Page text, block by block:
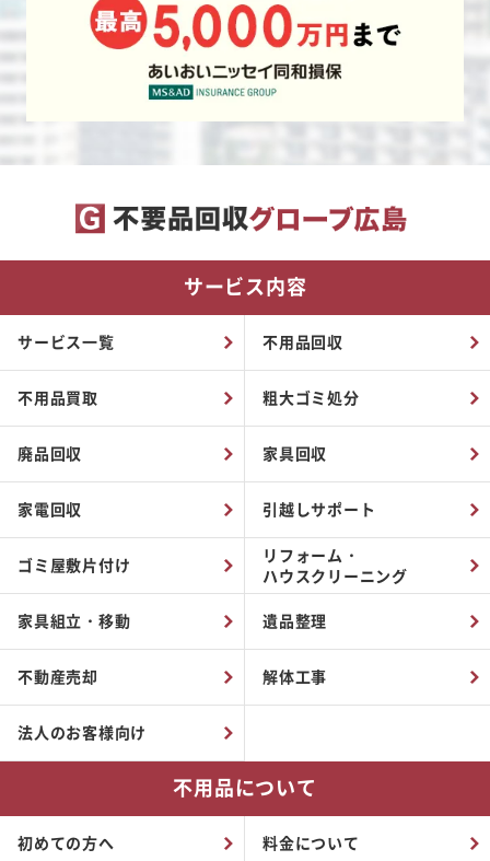
サービス内容
サービス一覧 不用品回収
不用品買取 粗大ゴミ処分
廃品回収 家具回収
家電回収 引越しサポート
ゴミ屋敷片付け
リフォーム・
ハウスクリーニング
家具組立・移動 遺品整理
不動産売却 解体工事
法人のお客様向け
不用品について
初めての方へ 料金について